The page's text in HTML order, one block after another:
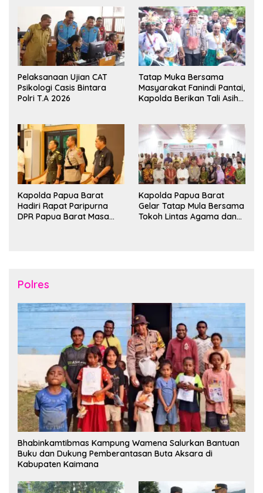
Persahabatan
Pangan Papua Barat
Pelaksanaan Ujian CAT
Psikologi Casis Bintara
Polri T.A 2026
Tatap Muka Bersama
Masyarakat Fanindi Pantai,
Kapolda Berikan Tali Asih
Kapolda Papua Barat
Hadiri Rapat Paripurna
DPR Papua Barat Masa
Kapolda Papua Barat
Gelar Tatap Mula Bersama
Tokoh Lintas Agama dan
Polres
Bhabinkamtibmas Kampung Wamena Salurkan Bantuan
Buku dan Dukung Pemberantasan Buta Aksara di
Kabupaten Kaimana